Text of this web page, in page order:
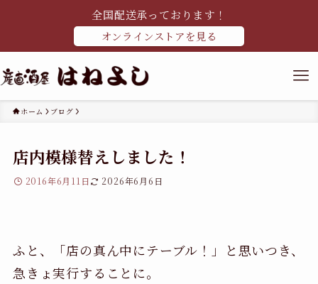
全国配送承っております！
オンラインストアを見る
ホーム ブログ
店内模様替えしました！
2016年6月11日 2026年6月6日
ふと、「店の真ん中にテーブル！」と思いつき、
急きょ実行することに。